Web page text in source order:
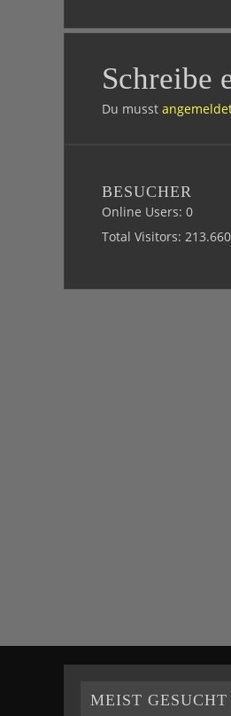
Schreibe
Du musst
BESUCHER
Online Users: 0
Total Visitors: 213.660
MEIST GESUCHT